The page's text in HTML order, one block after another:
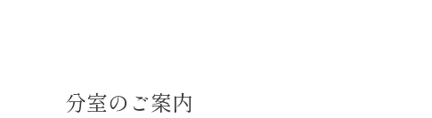
分室のご案内